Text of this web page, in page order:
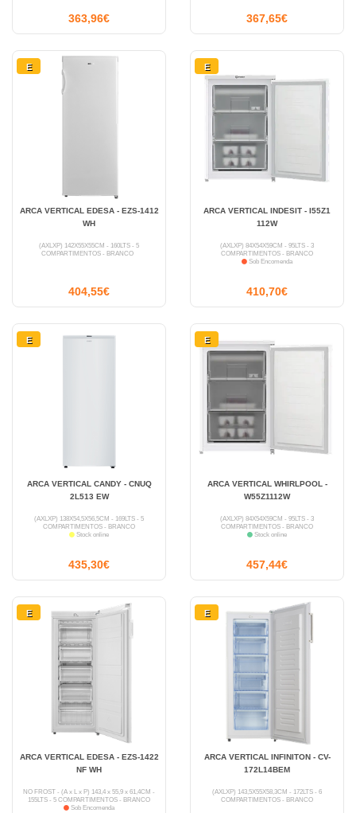
363,96€ 367,65€
E
ARCA VERTICAL EDESA - EZS-1412
WH
(AXLXP) 142X55X55CM - 160LTS - 5
COMPARTIMENTOS - BRANCO
404,55€
E
ARCA VERTICAL INDESIT - I55Z1
112W
(AXLXP) 84X54X59CM - 95LTS - 3
COMPARTIMENTOS - BRANCO
Sob Encomenda
410,70€
E
ARCA VERTICAL CANDY - CNUQ
2L513 EW
(AXLXP) 138X54,5X56,5CM - 169LTS - 5
COMPARTIMENTOS - BRANCO
Stock online
435,30€
E
ARCA VERTICAL WHIRLPOOL -
W55Z1112W
(AXLXP) 84X54X59CM - 95LTS - 3
COMPARTIMENTOS - BRANCO
Stock online
457,44€
E
ARCA VERTICAL EDESA - EZS-1422
NF WH
NO FROST - (A x L x P) 143,4 x 55,9 x 61,4CM -
155LTS - 5 COMPARTIMENTOS - BRANCO
Sob Encomenda
E
ARCA VERTICAL INFINITON - CV-
172L14BEM
(AXLXP) 143,5X55X58,3CM - 172LTS - 6
COMPARTIMENTOS - BRANCO